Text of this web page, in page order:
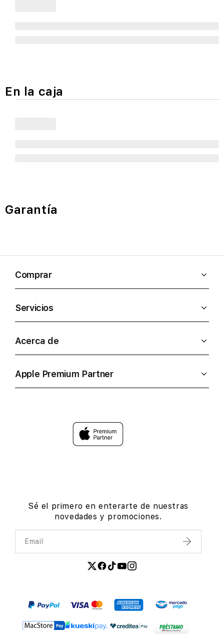
En la caja
Garantía
Comprar
Servicios
Acerca de
Apple Premium Partner
Sé el primero en enterarte de nuestras
novedades y promociones.
Email